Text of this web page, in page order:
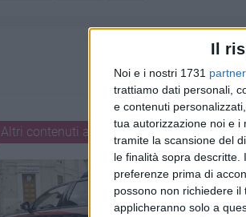
Il
Noi e i nostri 1731 partner
trattiamo dati personali,
e contenuti
tua autorizzazione noi e i
tramite la scansione del
le finalità sopra
preferenze prima di
possono non richiedere
applicheranno solo a
Altri contenuti a tema